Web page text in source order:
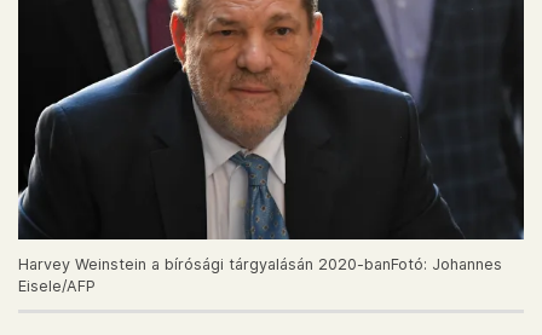
Harvey Weinstein a bírósági tárgyalásán 2020-banFotó: Johannes
Eisele/AFP